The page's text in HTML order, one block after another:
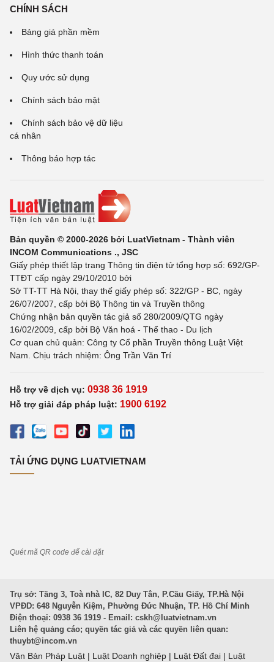
CHÍNH SÁCH
Bảng giá phần mềm
Hình thức thanh toán
Quy ước sử dụng
Chính sách bảo mật
Chính sách bảo vệ dữ liệu
cá nhân
Thông báo hợp tác
Bản quyền © 2000-2026 bởi LuatVietnam - Thành viên
INCOM Communications ., JSC
Giấy phép thiết lập trang Thông tin điện tử tổng hợp số: 692/GP-
TTĐT cấp ngày 29/10/2010 bởi
Sở TT-TT Hà Nội, thay thế giấy phép số: 322/GP - BC, ngày
26/07/2007, cấp bởi Bộ Thông tin và Truyền thông
Chứng nhận bản quyền tác giả số 280/2009/QTG ngày
16/02/2009, cấp bởi Bộ Văn hoá - Thể thao - Du lịch
Cơ quan chủ quản: Công ty Cổ phần Truyền thông Luật Việt
Nam. Chịu trách nhiệm: Ông Trần Văn Trí
Hỗ trợ về dịch vụ: 0938 36 1919
Hỗ trợ giải đáp pháp luật: 1900 6192
TẢI ỨNG DỤNG LUATVIETNAM
Quét mã QR code để cài đặt
Trụ sở: Tầng 3, Toà nhà IC, 82 Duy Tân, P.Cầu Giấy, TP.Hà Nội
VPĐD: 648 Nguyễn Kiệm, Phường Đức Nhuận, TP. Hồ Chí Minh
Điện thoại: 0938 36 1919 - Email: cskh@luatvietnam.vn
Liên hệ quảng cáo; quyền tác giả và các quyền liên quan:
thuybt@incom.vn
Văn Bản Pháp Luật | Luật Doanh nghiệp | Luật Đất đai | Luật